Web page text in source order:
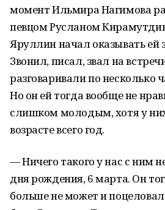
момент Ильмира Нагимова
певцом Русланом
Яруллин начал оказывать ей
Звонил, писал, звал на
разговаривали по несколько
Но он ей тогда вообще не
слишком молодым, хотя у
возрасте всего год.
— Ничего такого у нас с ним
дня рождения, 6 марта. Он
больше не может и